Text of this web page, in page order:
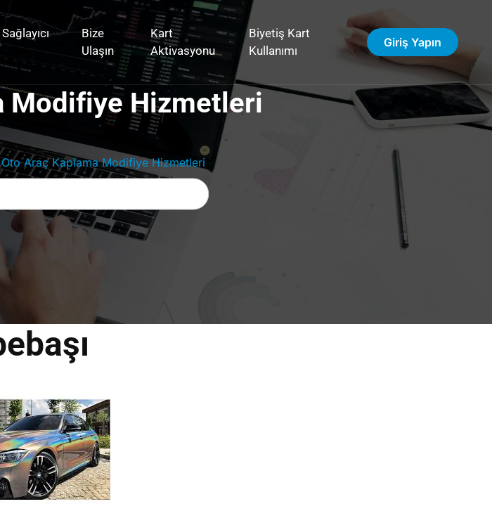
Bize
Ulaşın
Kart
Aktivasyonu
Biyetiş Kart
Kullanımı
Giriş Yapın
Modifiye Hizmetleri
Oto Araç Kaplama Modifiye Hizmetleri